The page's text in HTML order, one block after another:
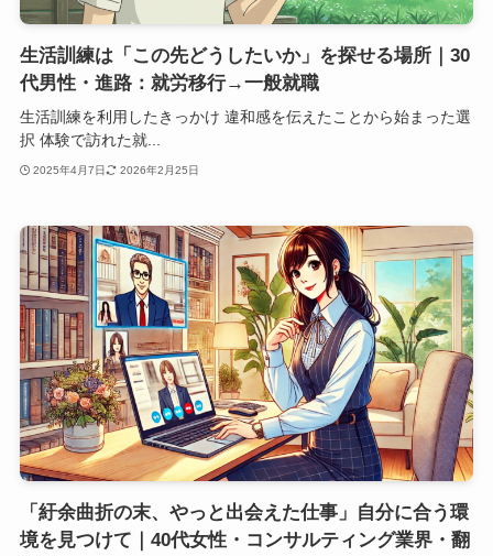
生活訓練は「この先どうしたいか」を探せる場所｜30
代男性・進路：就労移行→一般就職
生活訓練を利用したきっかけ 違和感を伝えたことから始まった選
択 体験で訪れた就...
2025年4月7日 2026年2月25日
「紆余曲折の末、やっと出会えた仕事」自分に合う環
境を見つけて｜40代女性・コンサルティング業界・翻